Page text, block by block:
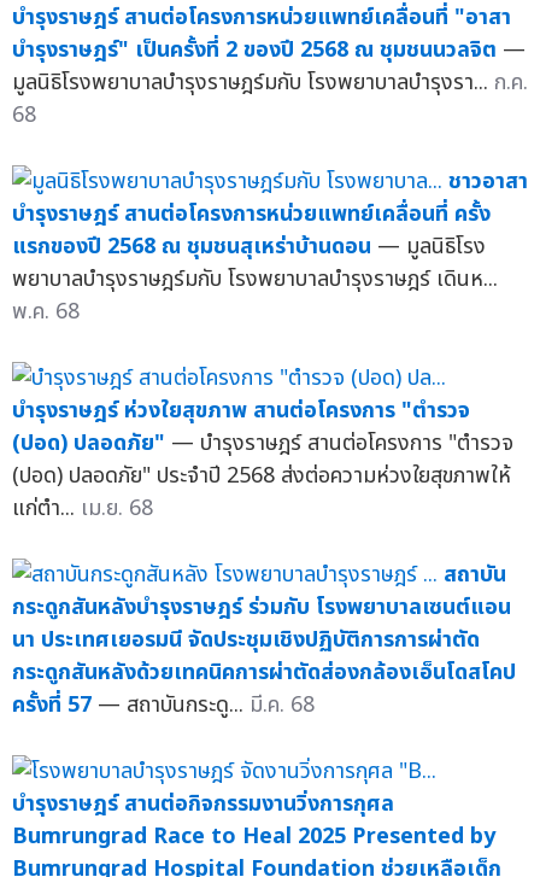
บำรุงราษฎร์ สานต่อโครงการหน่วยแพทย์เคลื่อนที่ "อาสา
บำรุงราษฎร์" เป็นครั้งที่ 2 ของปี 2568 ณ ชุมชนนวลจิต —
มูลนิธิโรงพยาบาลบำรุงราษฎร์มกับ โรงพยาบาลบำรุงรา... ก.ค.
68
ชาวอาสา
บำรุงราษฎร์ สานต่อโครงการหน่วยแพทย์เคลื่อนที่ ครั้ง
แรกของปี 2568 ณ ชุมชนสุเหร่าบ้านดอน — มูลนิธิโรง
พยาบาลบำรุงราษฎร์มกับ โรงพยาบาลบำรุงราษฎร์ เดินห...
พ.ค. 68
บำรุงราษฎร์ ห่วงใยสุขภาพ สานต่อโครงการ "ตำรวจ
(ปอด) ปลอดภัย" — บำรุงราษฎร์ สานต่อโครงการ "ตำรวจ
(ปอด) ปลอดภัย" ประจำปี 2568 ส่งต่อความห่วงใยสุขภาพให้
แก่ตำ... เม.ย. 68
สถาบัน
กระดูกสันหลังบำรุงราษฎร์ ร่วมกับ โรงพยาบาลเซนต์แอน
นา ประเทศเยอรมนี จัดประชุมเชิงปฏิบัติการการผ่าตัด
กระดูกสันหลังด้วยเทคนิคการผ่าตัดส่องกล้องเอ็นโดสโคป
ครั้งที่ 57 — สถาบันกระดู... มี.ค. 68
บำรุงราษฎร์ สานต่อกิจกรรมงานวิ่งการกุศล
Bumrungrad Race to Heal 2025 Presented by
Bumrungrad Hospital Foundation ช่วยเหลือเด็ก